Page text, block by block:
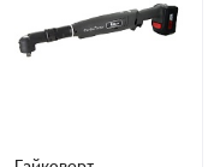
обязательное
Пароль*
На него придет